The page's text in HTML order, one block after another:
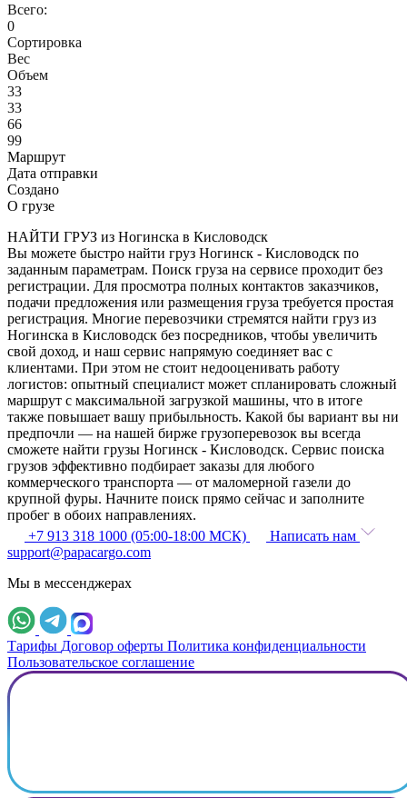
Всего:
0
Сортировка
Вес
Объем
33
33
66
99
Маршрут
Дата отправки
Создано
О грузе
НАЙТИ ГРУЗ из Ногинска в Кисловодск
Вы можете быстро найти груз Ногинск - Кисловодск по
заданным параметрам. Поиск груза на сервисе проходит без
регистрации. Для просмотра полных контактов заказчиков,
подачи предложения или размещения груза требуется простая
регистрация. Многие перевозчики стремятся найти груз из
Ногинска в Кисловодск без посредников, чтобы увеличить
свой доход, и наш сервис напрямую соединяет вас с
клиентами. При этом не стоит недооценивать работу
логистов: опытный специалист может спланировать сложный
маршрут с максимальной загрузкой машины, что в итоге
также повышает вашу прибыльность. Какой бы вариант вы ни
предпочли — на нашей бирже грузоперевозок вы всегда
сможете найти грузы Ногинск - Кисловодск. Сервис поиска
грузов эффективно подбирает заказы для любого
коммерческого транспорта — от маломерной газели до
крупной фуры. Начните поиск прямо сейчас и заполните
пробег в обоих направлениях.
+7 913 318 1000 (05:00-18:00 МСК)
Написать нам
support@papacargo.com
Мы в мессенджерах
Тарифы Договор оферты Политика конфиденциальности
Пользовательское соглашение